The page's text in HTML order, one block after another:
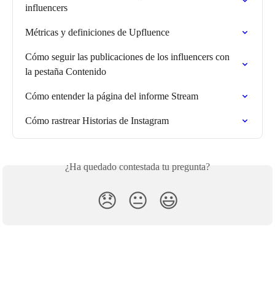
influencers
Métricas y definiciones de Upfluence
Cómo seguir las publicaciones de los influencers con
la pestaña Contenido
Cómo entender la página del informe Stream
Cómo rastrear Historias de Instagram
¿Ha quedado contestada tu pregunta?
😞 😐 😃